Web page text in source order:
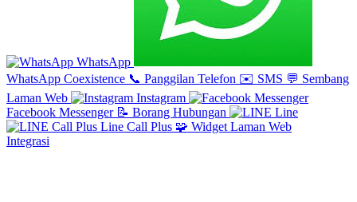
WhatsApp
WhatsApp Coexistence 📞 Panggilan Telefon ✉️ SMS 💬 Sembang
Laman Web
Instagram
Facebook Messenger 📝 Borang Hubungan
Line
Line Call Plus 🧩 Widget Laman Web
Integrasi